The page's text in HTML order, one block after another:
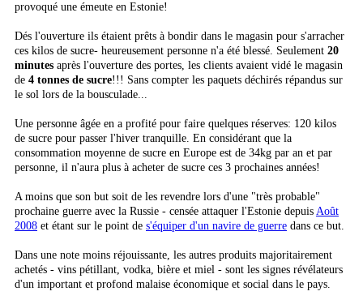
provoqué une émeute en Estonie!
Dés l'ouverture ils étaient prêts à bondir dans le magasin pour s'arracher
ces kilos de sucre- heureusement personne n'a été blessé. Seulement 20
minutes après l'ouverture des portes, les clients avaient vidé le magasin
de 4 tonnes de sucre!!! Sans compter les paquets déchirés répandus sur
le sol lors de la bousculade...
Une personne âgée en a profité pour faire quelques réserves: 120 kilos
de sucre pour passer l'hiver tranquille. En considérant que la
consommation moyenne de sucre en Europe est de 34kg par an et par
personne, il n'aura plus à acheter de sucre ces 3 prochaines années!
A moins que son but soit de les revendre lors d'une "très probable"
prochaine guerre avec la Russie - censée attaquer l'Estonie depuis Août
2008 et étant sur le point de s'équiper d'un navire de guerre dans ce but.
Dans une note moins réjouissante, les autres produits majoritairement
achetés - vins pétillant, vodka, bière et miel - sont les signes révélateurs
d'un important et profond malaise économique et social dans le pays.